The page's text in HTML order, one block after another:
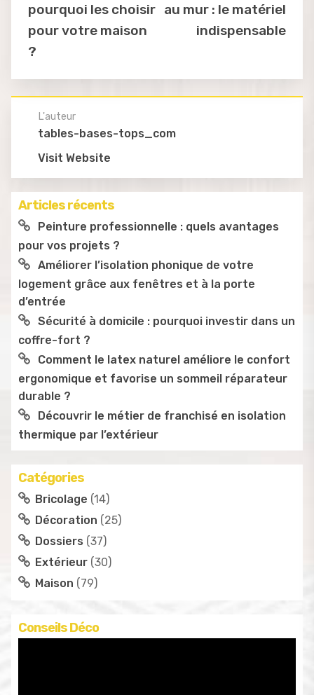
pourquoi les choisir
pour votre maison
?
au mur : le matériel
indispensable
L'auteur
tables-bases-tops_com
Visit Website
Articles récents
Peinture professionnelle : quels avantages
pour vos projets ?
Améliorer l’isolation phonique de votre
logement grâce aux fenêtres et à la porte
d’entrée
Sécurité à domicile : pourquoi investir dans un
coffre-fort ?
Comment le latex naturel améliore le confort
ergonomique et favorise un sommeil réparateur
durable ?
Découvrir le métier de franchisé en isolation
thermique par l’extérieur
Catégories
Bricolage (14)
Décoration (25)
Dossiers (37)
Extérieur (30)
Maison (79)
Conseils Déco